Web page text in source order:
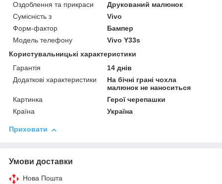
Оздоблення та прикраси
Друкований малюнок
Сумісність з
Vivo
Форм-фактор
Бампер
Модель телефону
Vivo Y33s
Користувальницькі характеристики
Гарантія
14 днів
Додаткові характеристики
На бічні грані чохла
малюнок не наноситься
Картинка
Герої черепашки
Країна
Україна
Приховати
Умови доставки
Нова Пошта